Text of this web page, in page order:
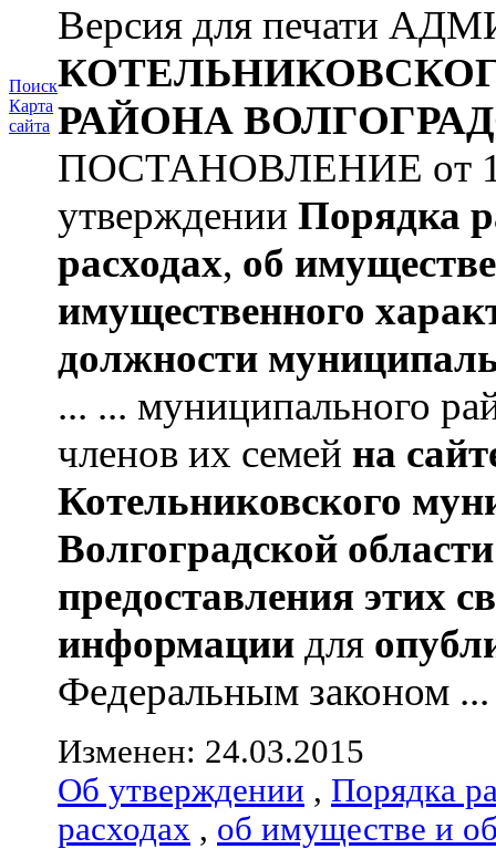
Поиск
Карта
сайта
Версия для печати
РАЙОНА
ПОСТАНОВЛЕНИЕ от
утверждении Порядка
расходах, об
имущественного
должности
... ... муниципального
членов их семей на
Котельниковского
Волгоградской области
предоставления этих
информации для
Федеральным законом ...
Изменен: 24.03.2015
Об утверждении , Порядка
расходах , об имуществе и